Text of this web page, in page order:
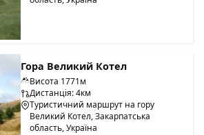
Гора Великий Котел
Висота 1771м
Дистанція: 4км
Туристичний маршрут на гору
Великий Котел, Закарпатська
область, Україна